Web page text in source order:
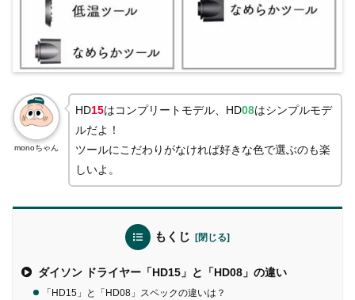
monoちゃん
HD15はコンプリートモデル、HD08はシンプルモデ
ルだよ！
ツールにこだわりがなければ好きな色で選ぶのも楽
しいよ。
もくじ
ダイソン ドライヤー「HD15」と「HD08」の違い
「HD15」と「HD08」スペックの違いは？